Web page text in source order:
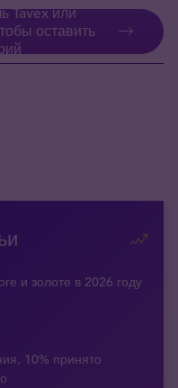
Tavex или
оставить
и золоте в 2026 году
10% принято